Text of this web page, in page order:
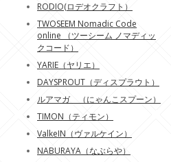
RODIO(ロデオクラフト）
TWOSEEM Nomadic Code
online （ツーシーム ノマディッ
クコード）
YARIE（ヤリエ）
DAYSPROUT（ディスプラウト）
ルアマガ （にゃんこスプーン）
TIMON（ティモン）
ValkeIN（ヴァルケイン）
NABURAYA（なぶらや）